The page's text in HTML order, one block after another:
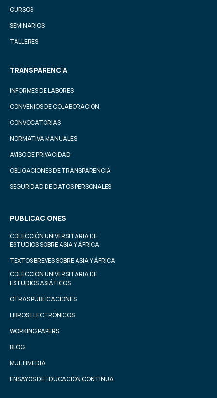
CURSOS
SEMINARIOS
TALLERES
TRANSPARENCIA
INFORMES DE LABORES
CONVENIOS DE COLABORACIÓN
CONVOCATORIAS
NORMATIVA MANUALES
AVISO DE PRIVACIDAD
OBLIGACIONES DE TRANSPARENCIA
SEGURIDAD DE DATOS PERSONALES
PUBLICACIONES
COLECCIÓN UNIVERSITARIA DE
ESTUDIOS SOBRE ASIA Y ÁFRICA
TEXTOS BREVES SOBRE ASIA Y ÁFRICA
COLECCIÓN UNIVERSITARIA DE
ESTUDIOS ASIÁTICOS
OTRAS PUBLICACIONES
LIBROS ELECTRÓNICOS
WORKING PAPERS
BLOG
MULTIMEDIA
ENSAYOS DE EDUCACIÓN CONTINUA